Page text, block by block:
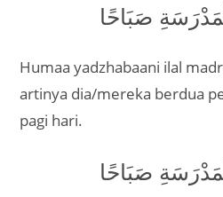
صَبَاحًا
Humaa yadzhabaani ilal
artinya dia/mereka berdua
pagi hari.
صَبَاحًا